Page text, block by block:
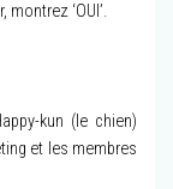
‘OUI’.
kun (le chien)
et les membres